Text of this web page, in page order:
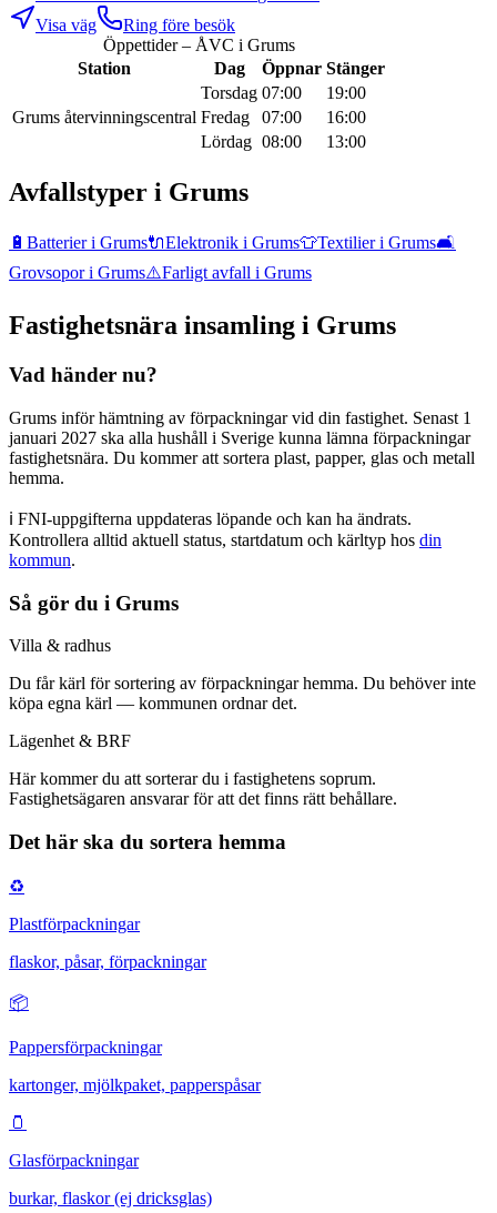
Visa väg
Ring före besök
Öppettider – ÅVC i Grums
Station
Dag Öppnar Stänger
Grums återvinningscentral
Torsdag 07:00
19:00
Fredag
07:00
16:00
Lördag 08:00 13:00
Avfallstyper i Grums
🔋 Batterieri Grums🔌Elektronik i Grums👕Textilieri Grums🛋️
Grovsopori Grums⚠️Farligt avfall i Grums
Fastighetsnära insamling i Grums
Vad händer nu?
Grums inför hämtning av förpackningar vid din fastighet. Senast 1
januari 2027 ska alla hushåll i Sverige kunna lämna förpackningar
fastighetsnära. Du kommer att sortera plast, papper, glas och metall
hemma.
ℹ️ FNI-uppgifterna uppdateras löpande och kan ha ändrats.
Kontrollera alltid aktuell status, startdatum och kärltyp hos din
kommun.
Så gör du i Grums
Villa & radhus
Du får kärl för sortering av förpackningar hemma. Du behöver inte
köpa egna kärl — kommunen ordnar det.
Lägenhet & BRF
Här kommer du att sorterar du i fastighetens soprum.
Fastighetsägaren ansvarar för att det finns rätt behållare.
Det här ska du sortera hemma
♻️
Plastförpackningar
flaskor, påsar, förpackningar
📦
Pappersförpackningar
kartonger, mjölkpaket, papperspåsar
🫙
Glasförpackningar
burkar, flaskor (ej dricksglas)